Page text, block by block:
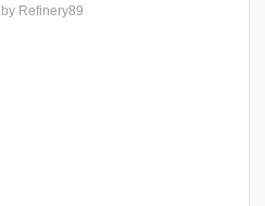
Refinery89